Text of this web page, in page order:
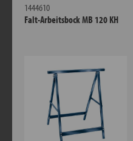
1444610
Falt-Arbeitsbock MB 120 KH